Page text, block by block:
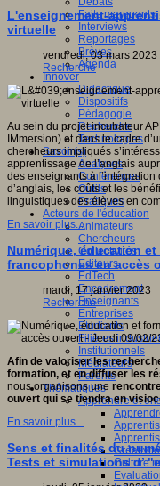
Faits marquants
Interviews
Reportages
Brèves
Agenda
Innover
Didactique
Dispositifs
Pédagogie
Recherche
Technologies
Savoir(s)
Analyses
Conférences
Outils
Pratiques
Acteurs de l'éducation
Animateurs
Chercheurs
Collectivités
Editeurs
EdTech
Encadrement
Enseignants
Entreprises
Etudiants
Filières
Institutionnels
Médiateurs
Parents
Thématiques
Apprendre et
Créativité
Culture
L'enseignement-
virtuelle
vendredi, 03 mars 2023
Recherche
Au sein du projet incubateur
IMmersion) et dans le cadre
chercheurs impliqués
apprentissage de l’anglais
des enseignants à
d’anglais, les coûts et les
linguistiques des élèves en
En savoir plus...
Numérique, éducation
francophones en accès
mardi, 17 janvier 2023
Recherche
Afin de valoriser les
formation, et en diffuser les
nous organisons une
ouvert qui se tiendra en
En savoir plus...
Sens et finalités du
Tests et simulations d’